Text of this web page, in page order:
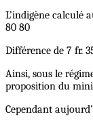
L’indigène calculé
80 80
Différence de 7 fr.
Ainsi, sous le
proposition du
Cependant